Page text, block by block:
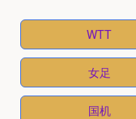
WTT
女足
国机